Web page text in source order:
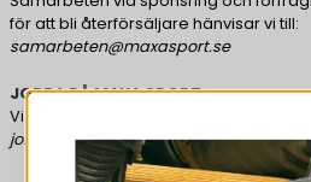
för att bli återförsäljare hänvisar vi till:
samarbeten@maxasport.se
JOBBA PÅ MAXA SPORT
Vi tar alltid emot spontanansökningar
jobb@maxasport.se